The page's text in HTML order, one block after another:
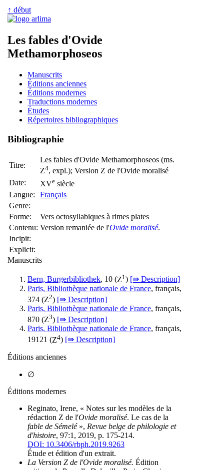
↑ début
Les fables d'Ovide
Methamorphoseos
Manuscrits
Éditions anciennes
Éditions modernes
Traductions modernes
Études
Répertoires bibliographiques
Bibliographie
Titre:
Les fables d'Ovide Methamorphoseos (ms.
Z4, expl.); Version Z de l'Ovide moralisé
Date:
XVe siècle
Langue:
Français
Genre:
Forme:
Vers octosyllabiques à rimes plates
Contenu: Version remaniée de l'Ovide moralisé.
Incipit:
Explicit:
Manuscrits
Bern, Burgerbibliothek, 10 (Z1 ) [⇛ Description]
Paris, Bibliothèque nationale de France, français,
374 (Z2) [⇛ Description]
Paris, Bibliothèque nationale de France, français,
870 (Z3) [⇛ Description]
Paris, Bibliothèque nationale de France, français,
19121 (Z4) [⇛ Description]
Éditions anciennes
∅
Éditions modernes
Reginato, Irene, « Notes sur les modèles de la
rédaction Z de l'Ovide moralisé. Le cas de la
fable de Sémelé», Revue belge de philologie et
d'histoire, 97:1, 2019, p. 175-214.
DOI: 10.3406/rbph.2019.9263
Étude et édition d'un extrait.
La Version Z de l'Ovide moralisé. Édition